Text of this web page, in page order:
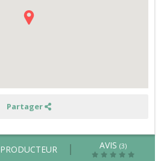
PRODUCTEUR AVIS (3)
Partager